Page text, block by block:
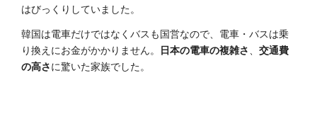
はびっくりしていました。
韓国は電車だけではなくバスも国営なので、電車・バスは乗
り換えにお金がかかりません。 日本の電車の複雑さ
交通費
の高さに驚いた家族でした。